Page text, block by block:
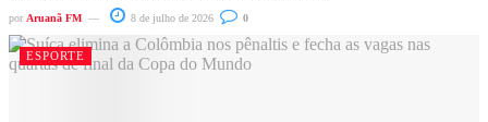
por Aruanã FM 8 de julho de 2026 0
ESPORTE